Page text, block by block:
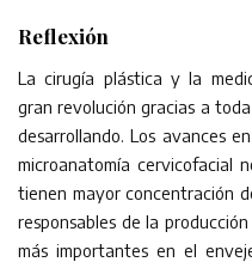
Reflexión
La cirugía plástica y la
gran revolución gracias a
desarrollando. Los avances
microanatomía cervicofacial
tienen mayor concentración
responsables de la
más importantes en el